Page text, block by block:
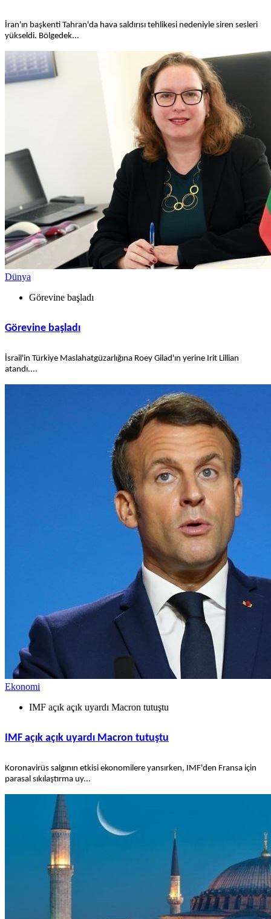
İran'ın başkenti Tahran'da hava saldırısı tehlikesi nedeniyle siren sesleri
yükseldi. Bölgedek...
Dünya
Görevine başladı
Görevine başladı
İsrail'in Türkiye Maslahatgüzarlığına Roey Gilad'ın yerine Irit Lillian
atandı....
Ekonomi
IMF açık açık uyardı Macron tutuştu
IMF açık açık uyardı Macron tutuştu
Koronavirüs salgının etkisi ekonomilere yansırken, IMF'den Fransa için
parasal sıkılaştırma uy...